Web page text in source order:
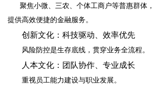
聚焦小微、三农、个体工商户等普惠群体，
提供高效便捷的金融服务。
创新文化：科技驱动、效率优先
风险防控是生存底线，贯穿业务全流程。
人本文化：团队协作、专业成长
重视员工能力建设与职业发展。